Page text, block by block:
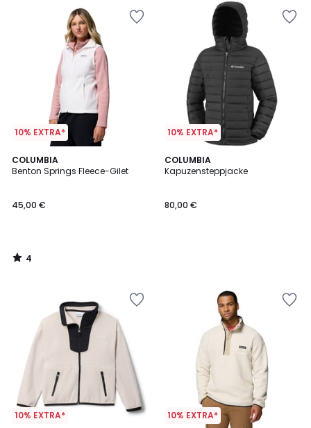
10% EXTRA*
COLUMBIA
Benton Springs Fleece-Gilet
45,00 €
4
/
4
/
10% EXTRA*
COLUMBIA
Kapuzensteppjacke
80,00 €
10% EXTRA* 10% EXTRA*